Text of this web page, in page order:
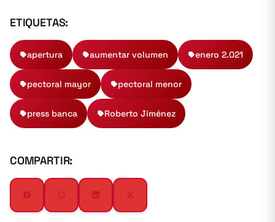
ETIQUETAS:
apertura aumentar volumen enero 2.021
pectoral mayor pectoral menor
press banca Roberto Jiménez
COMPARTIR: